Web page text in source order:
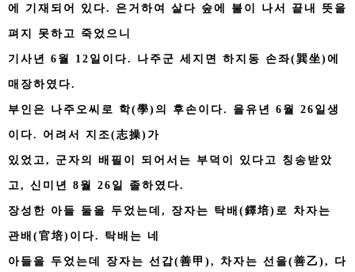
에 기재되어 있다. 은거하여 살다 숲에 불이 나서 끝내 뜻을
펴지 못하고 죽었으니
기사년 6월 12일이다. 나주군 세지면 하지동 손좌(巽坐)에
매장하였다.
부인은 나주오씨로 학(學)의 후손이다. 을유년 6월 26일생
이다. 어려서 지조(志操)가
있었고, 군자의 배필이 되어서는 부덕이 있다고 칭송받았
고, 신미년 8월 26일 졸하였다.
장성한 아들 둘을 두었는데, 장자는 탁배(鐸培)로 차자는
관배(官培)이다. 탁배는 네
아들을 두었는데 장자는 선갑(善甲), 차자는 선을(善乙), 다